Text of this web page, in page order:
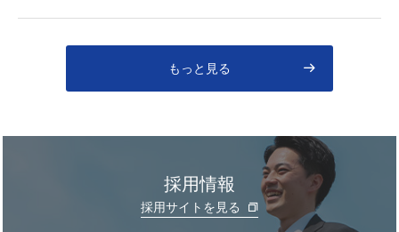
もっと見る
採用情報
採用サイトを見る